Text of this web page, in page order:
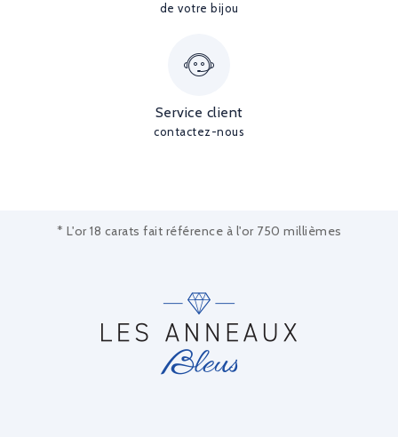
de votre bijou
Service client
contactez-nous
* L'or 18 carats fait référence à l'or 750 millièmes